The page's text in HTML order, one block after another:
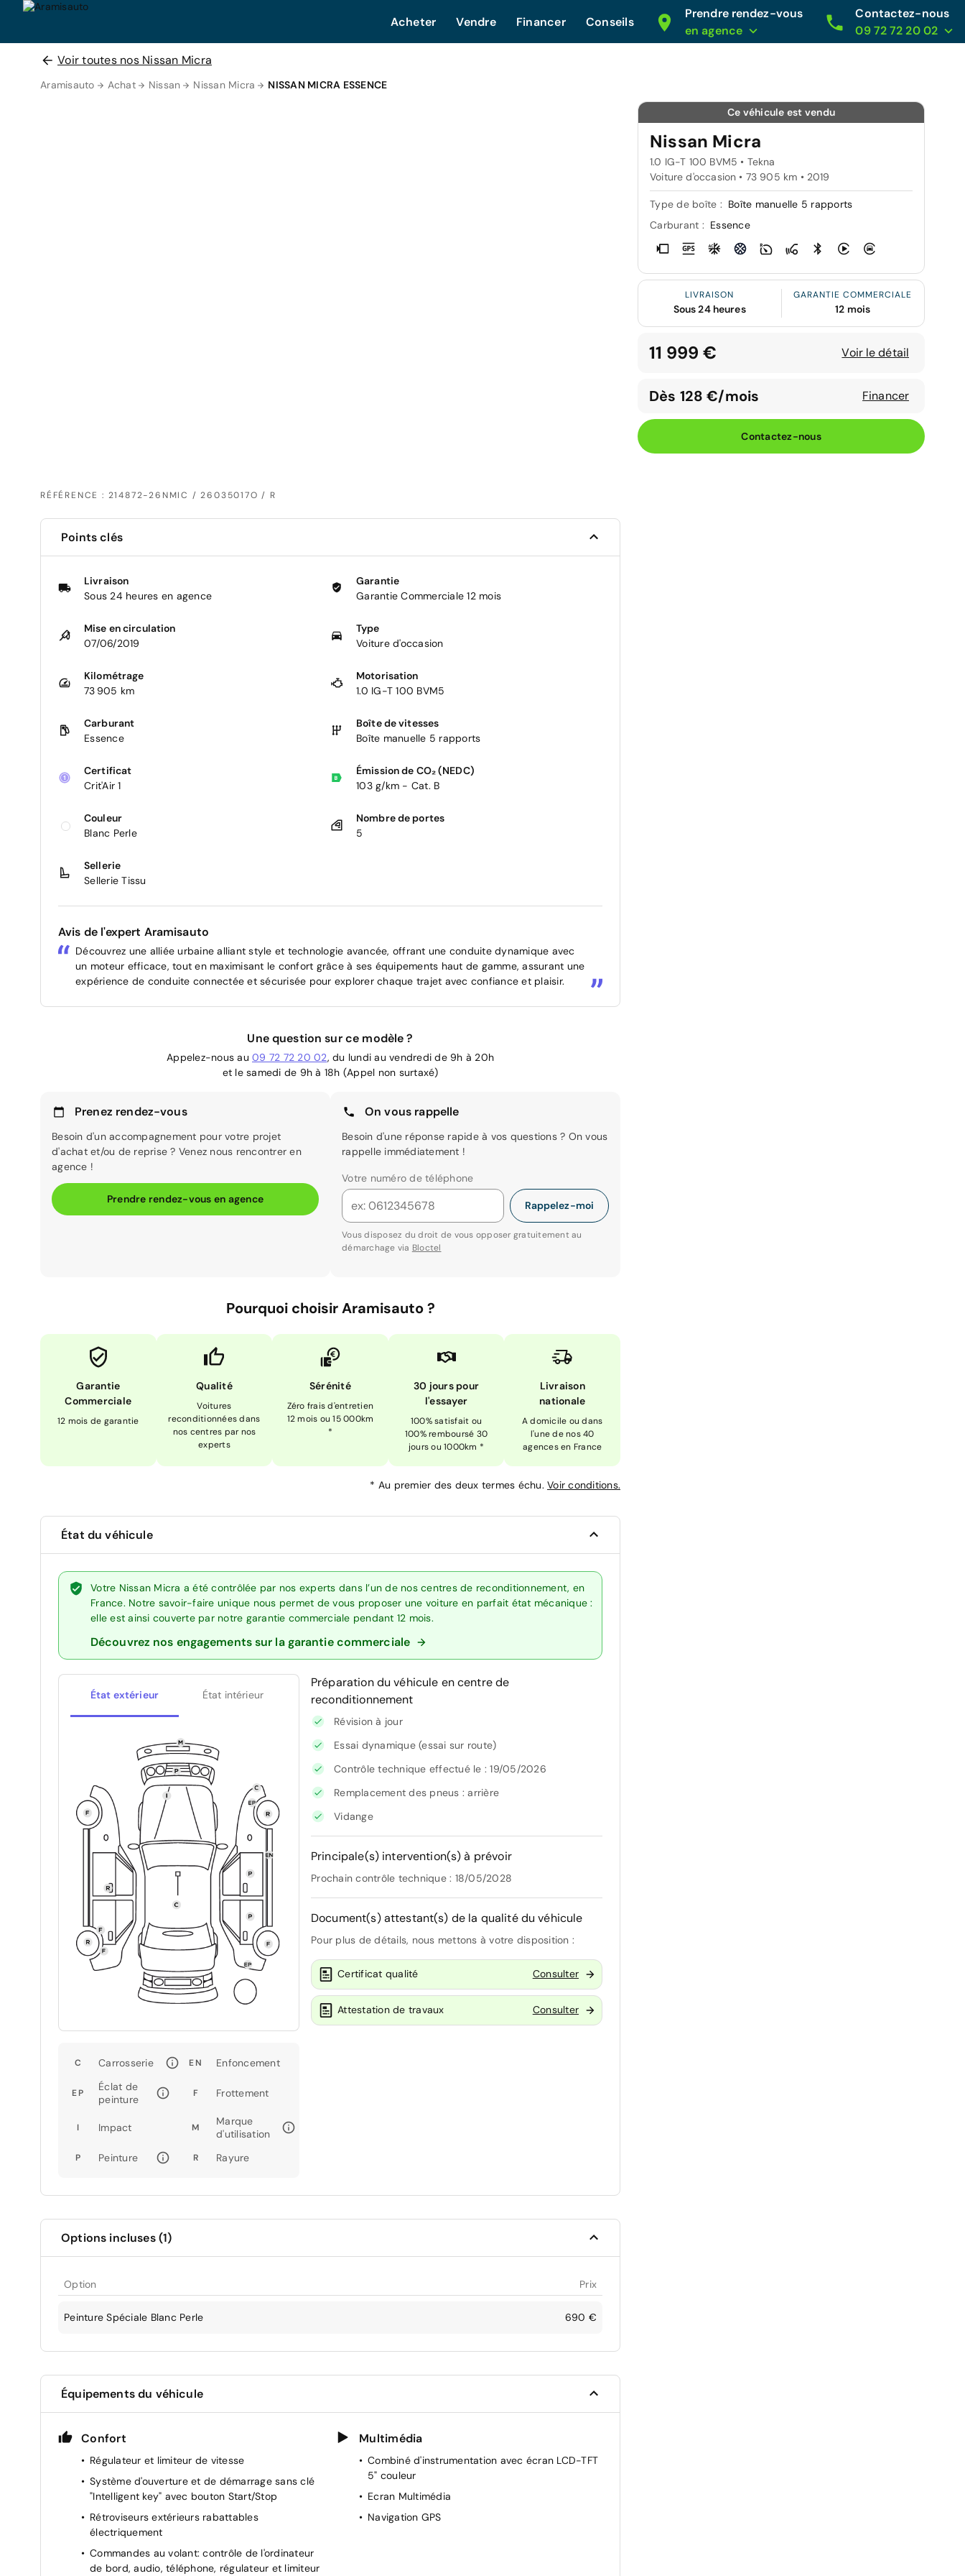
Acheter Vendre Financer Conseils
Prendre rendez-vous
en agence
Contactez-nous
09 72 72 20 02
Voir toutes nos Nissan Micra
Aramisauto Achat Nissan Nissan Micra NISSAN MICRA ESSENCE
RÉFÉRENCE : 214872-26NMIC / 26035017O / R
Ce véhicule est vendu
Nissan Micra
1.0 IG-T 100 BVM5 • Tekna
Voiture d'occasion • 73 905 km • 2019
Type de boîte : Boîte manuelle 5 rapports
Carburant : Essence
LIVRAISON
Sous 24 heures
GARANTIE COMMERCIALE
12 mois
11 999 € Voir le détail
Dès 128 €/mois Financer
Contactez-nous
Points clés
Livraison
Sous 24 heures en agence
Garantie
Garantie Commerciale 12 mois
Mise en circulation
07/06/2019
Type
Voiture d'occasion
Kilométrage
73 905 km
Motorisation
1.0 IG-T 100 BVM5
Carburant
Essence
Boîte de vitesses
Boîte manuelle 5 rapports
Certificat
Crit'Air 1
Émission de CO₂ (NEDC)
103 g/km - Cat. B
Couleur
Blanc Perle
Nombre de portes
5
Sellerie
Sellerie Tissu
Avis de l'expert Aramisauto
Découvrez une alliée urbaine alliant style et technologie avancée, offrant une conduite dynamique avec
un moteur efficace, tout en maximisant le confort grâce à ses équipements haut de gamme, assurant une
expérience de conduite connectée et sécurisée pour explorer chaque trajet avec confiance et plaisir.
Une question sur ce modèle ?
Appelez-nous au 09 72 72 20 02, du lundi au vendredi de 9h à 20h
et le samedi de 9h à 18h (Appel non surtaxé)
Prenez rendez-vous
Besoin d'un accompagnement pour votre projet
d'achat et/ou de reprise ? Venez nous rencontrer en
agence !
Prendre rendez-vous en agence
On vous rappelle
Besoin d'une réponse rapide à vos questions ? On vous
rappelle immédiatement !
Votre numéro de téléphone
Rappelez-moi
Vous disposez du droit de vous opposer gratuitement au
démarchage via Bloctel
Pourquoi choisir Aramisauto ?
Garantie
Commerciale
12 mois de garantie
Qualité
Voitures
reconditionnées dans
nos centres par nos
experts
Sérénité
Zéro frais d'entretien
12 mois ou 15 000km
*
30 jours pour
l'essayer
100% satisfait ou
100% remboursé 30
jours ou 1000km *
Livraison
nationale
A domicile ou dans
l'une de nos 40
agences en France
* Au premier des deux termes échu. Voir conditions.
État du véhicule
Votre Nissan Micra a été contrôlée par nos experts dans l’un de nos centres de reconditionnement, en
France. Notre savoir-faire unique nous permet de vous proposer une voiture en parfait état mécanique :
elle est ainsi couverte par notre garantie commerciale pendant 12 mois.
Découvrez nos engagements sur la garantie commerciale
État extérieur État intérieur
C Carrosserie EN Enfoncement
EP
Éclat de
peinture
F Frottement
I Impact M
Marque
d'utilisation
P Peinture R Rayure
Préparation du véhicule en centre de
reconditionnement
Révision à jour
Essai dynamique (essai sur route)
Contrôle technique effectué le : 19/05/2026
Remplacement des pneus : arrière
Vidange
Principale(s) intervention(s) à prévoir
Prochain contrôle technique : 18/05/2028
Document(s) attestant(s) de la qualité du véhicule
Pour plus de détails, nous mettons à votre disposition :
Certificat qualité Consulter
Attestation de travaux Consulter
Options incluses (1)
Option Prix
Peinture Spéciale Blanc Perle 690 €
Équipements du véhicule
Confort
Régulateur et limiteur de vitesse
Système d'ouverture et de démarrage sans clé
"Intelligent key" avec bouton Start/Stop
Rétroviseurs extérieurs rabattables
électriquement
Commandes au volant: contrôle de l'ordinateur
de bord, audio, téléphone, régulateur et limiteur
Multimédia
Combiné d'instrumentation avec écran LCD-TFT
5" couleur
Ecran Multimédia
Navigation GPS